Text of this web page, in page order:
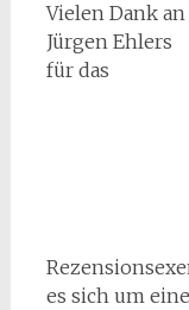
Vielen Dank an
Jürgen Ehlers
für das
es sich um